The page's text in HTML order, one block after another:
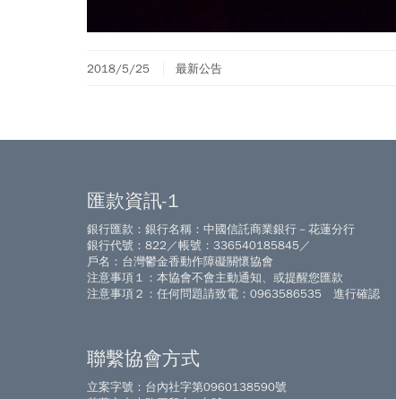
2018/5/25 最新公告
匯款資訊-1
銀行匯款：銀行名稱：中國信託商業銀行－花蓮分行
銀行代號：822／帳號：336540185845／
戶名：台灣鬱金香動作障礙關懷協會
注意事項１：本協會不會主動通知、或提醒您匯款
注意事項２：任何問題請致電：0963586535 進行確認
聯繫協會方式
立案字號：台內社字第0960138590號